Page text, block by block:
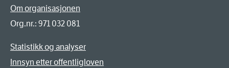
Om organisasjonen
Org.nr.: 971 032 081
Statistikk og analyser
Innsyn etter offentligloven